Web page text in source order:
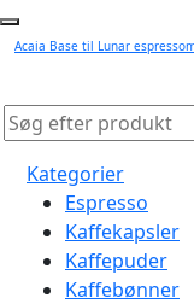
Acaia Base til Lunar
Kategorier
Espresso
Kaffekapsler
Kaffepuder
Kaffebønner